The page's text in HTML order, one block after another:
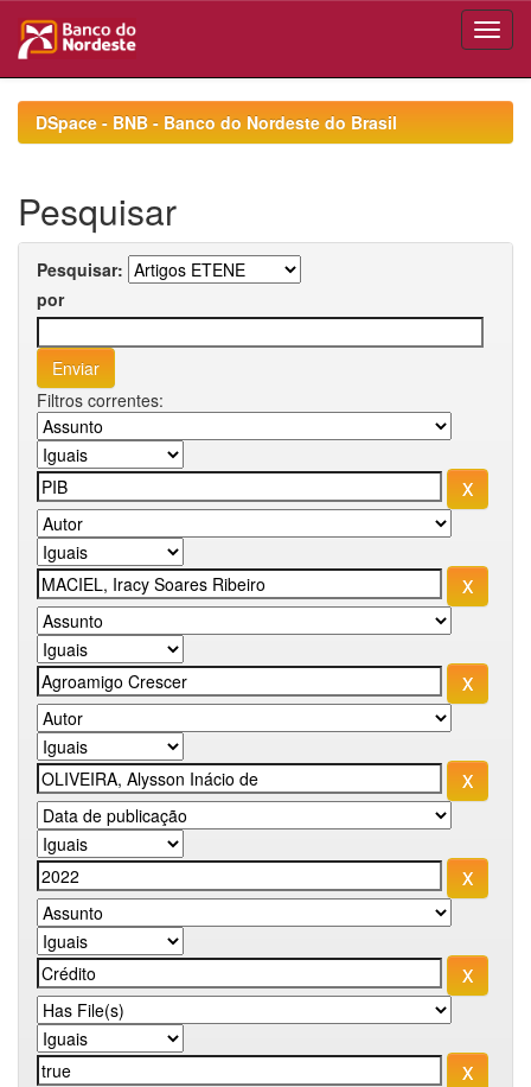
navigationDSpace - BNB - Banco do Nordeste do Brasil
Pesquisar
Pesquisar:
por
Filtros correntes: